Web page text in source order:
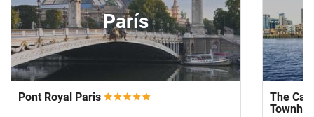
París
Pont Royal Paris
The